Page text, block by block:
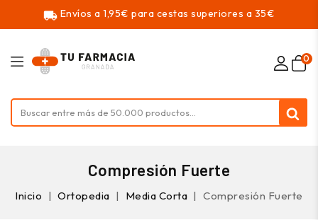
local_shipping Envíos a 1,95€ para cestas superiores a 35€
0
Compresión Fuerte
Inicio Ortopedia Media Corta Compresión Fuerte